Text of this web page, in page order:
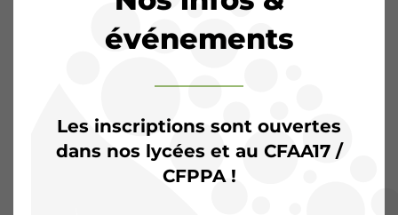
événements
Les inscriptions sont ouvertes
dans nos lycées et au CFAA17 /
CFPPA !